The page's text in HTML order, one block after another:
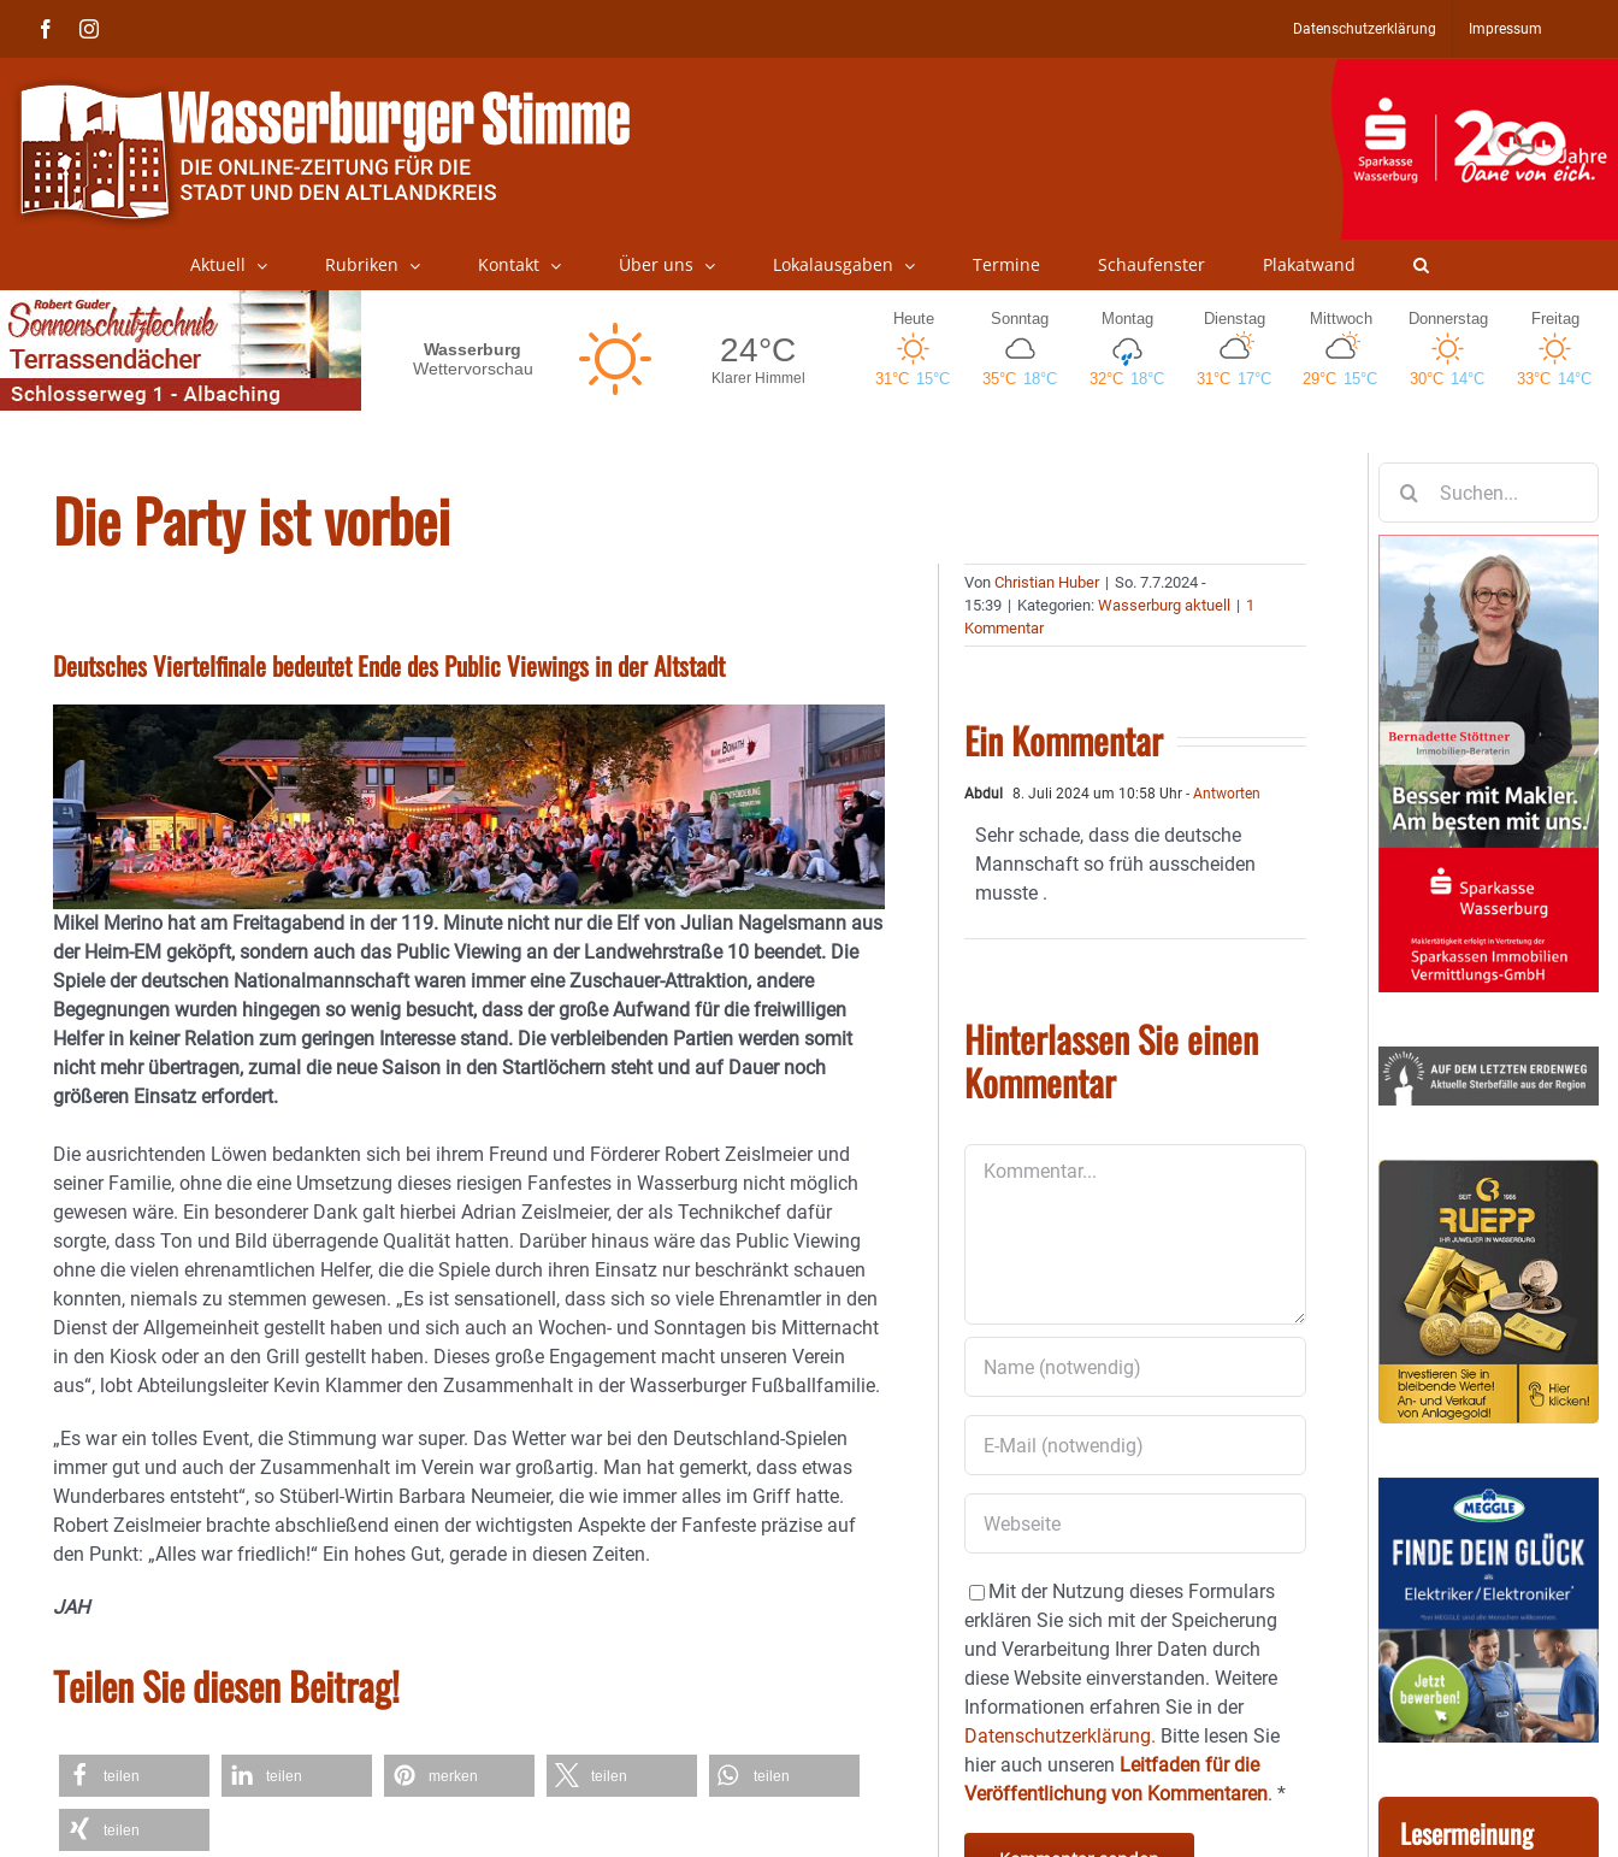
FacebookInstagram Datenschutzerklärung Impressum
Aktuell Rubriken Kontakt Über uns Lokalausgaben Termine Schaufenster Plakatwand
Die Party ist vorbei
Deutsches Viertelfinale bedeutet Ende des Public Viewings in der Altstadt
Mikel Merino hat am Freitagabend in der 119. Minute nicht nur die Elf von Julian Nagelsmann aus
der Heim-EM geköpft, sondern auch das Public Viewing an der Landwehrstraße 10 beendet. Die
Spiele der deutschen Nationalmannschaft waren immer eine Zuschauer-Attraktion, andere
Begegnungen wurden hingegen so wenig besucht, dass der große Aufwand für die freiwilligen
Helfer in keiner Relation zum geringen Interesse stand. Die verbleibenden Partien werden somit
nicht mehr übertragen, zumal die neue Saison in den Startlöchern steht und auf Dauer noch
größeren Einsatz erfordert.
Die ausrichtenden Löwen bedankten sich bei ihrem Freund und Förderer Robert Zeislmeier und
seiner Familie, ohne die eine Umsetzung dieses riesigen Fanfestes in Wasserburg nicht möglich
gewesen wäre. Ein besonderer Dank galt hierbei Adrian Zeislmeier, der als Technikchef dafür
sorgte, dass Ton und Bild überragende Qualität hatten. Darüber hinaus wäre das Public Viewing
ohne die vielen ehrenamtlichen Helfer, die die Spiele durch ihren Einsatz nur beschränkt schauen
konnten, niemals zu stemmen gewesen. „Es ist sensationell, dass sich so viele Ehrenamtler in den
Dienst der Allgemeinheit gestellt haben und sich auch an Wochen- und Sonntagen bis Mitternacht
in den Kiosk oder an den Grill gestellt haben. Dieses große Engagement macht unseren Verein
aus“, lobt Abteilungsleiter Kevin Klammer den Zusammenhalt in der Wasserburger Fußballfamilie.
„Es war ein tolles Event, die Stimmung war super. Das Wetter war bei den Deutschland-Spielen
immer gut und auch der Zusammenhalt im Verein war großartig. Man hat gemerkt, dass etwas
Wunderbares entsteht“, so Stüberl-Wirtin Barbara Neumeier, die wie immer alles im Griff hatte.
Robert Zeislmeier brachte abschließend einen der wichtigsten Aspekte der Fanfeste präzise auf
den Punkt: „Alles war friedlich!“ Ein hohes Gut, gerade in diesen Zeiten.
JAH
Teilen Sie diesen Beitrag!
teilen teilen merken teilen teilen
teilen
VonChristian Huber | So. 7.7.2024 -
15:39 | Kategorien:Wasserburg aktuell | 1
Kommentar
Ein Kommentar
Abdul 8. Juli 2024 um 10:58 Uhr - Antworten
Sehr schade, dass die deutsche
Mannschaft so früh ausscheiden
musste .
Hinterlassen Sie einen
Kommentar
Mit der Nutzung dieses Formulars
erklären Sie sich mit der Speicherung
und Verarbeitung Ihrer Daten durch
diese Website einverstanden. Weitere
Informationen erfahren Sie in der
Datenschutzerklärung. Bitte lesen Sie
hier auch unseren Leitfaden für die
Veröffentlichung von Kommentaren.*
nach:
Lesermeinung